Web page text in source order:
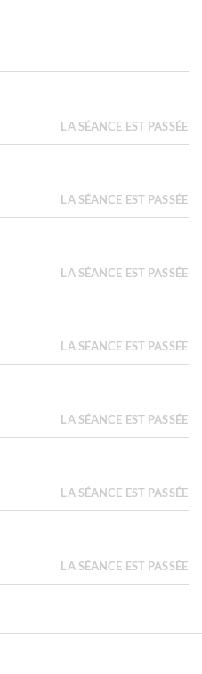
LA SÉANCE EST PASSÉE
LA SÉANCE EST PASSÉE
LA SÉANCE EST PASSÉE
LA SÉANCE EST PASSÉE
LA SÉANCE EST PASSÉE
LA SÉANCE EST PASSÉE
LA SÉANCE EST PASSÉE